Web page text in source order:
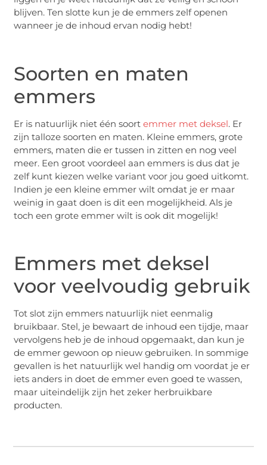
blijven. Ten slotte kun je de emmers zelf openen
wanneer je de inhoud ervan nodig hebt!
Soorten en maten
emmers
Er is natuurlijk niet één soortemmer met deksel. Er
zijn talloze soorten en maten. Kleine emmers, grote
emmers, maten die er tussen in zitten en nog veel
meer. Een groot voordeel aan emmers is dus dat je
zelf kunt kiezen welke variant voor jou goed uitkomt.
Indien je een kleine emmer wilt omdat je er maar
weinig in gaat doen is dit een mogelijkheid. Als je
toch een grote emmer wilt is ook dit mogelijk!
Emmers met deksel
voor veelvoudig gebruik
Tot slot zijn emmers natuurlijk niet eenmalig
bruikbaar. Stel, je bewaart de inhoud een tijdje, maar
vervolgens heb je de inhoud opgemaakt, dan kun je
de emmer gewoon op nieuw gebruiken. In sommige
gevallen is het natuurlijk wel handig om voordat je er
iets anders in doet de emmer even goed te wassen,
maar uiteindelijk zijn het zeker herbruikbare
producten.